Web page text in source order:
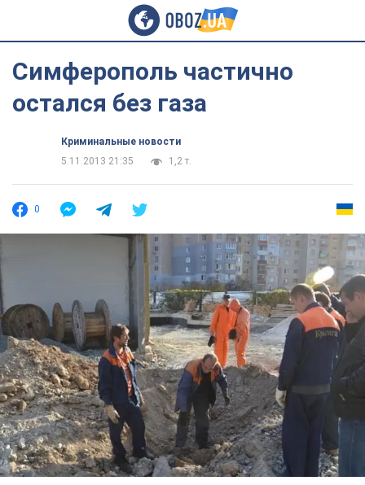
Симферополь частично
остался без газа
Криминальные новости
5.11.2013 21:35
1,2 т.
0